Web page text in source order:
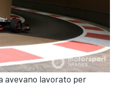
avevano lavorato per